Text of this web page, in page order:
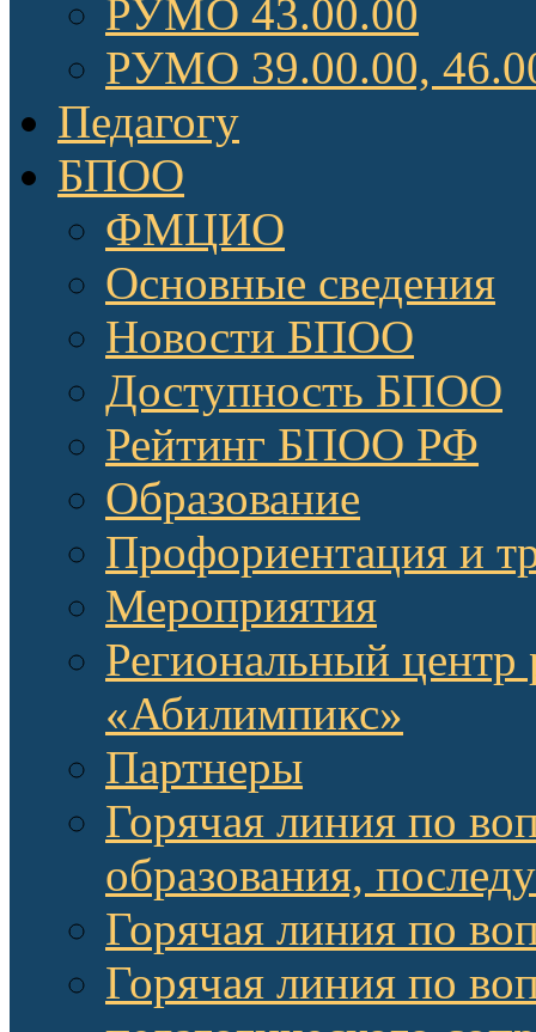
РУМО 43.00.00
РУМО 39.00.00,
Педагогу
БПОО
ФМЦИО
Основные сведения
Новости БПОО
Доступность БПОО
Рейтинг БПОО РФ
Образование
Профориентация и
Мероприятия
Региональный центр
«Абилимпикс»
Партнеры
Горячая линия по
образования,
Горячая линия по
Горячая линия по